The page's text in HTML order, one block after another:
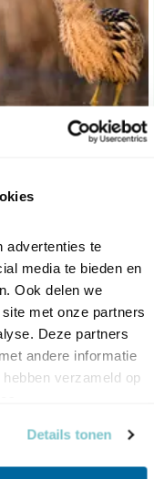
advertenties te
media te bieden en
Ook delen we
met onze partners
Deze partners
andere informatie
verzameld op
Details tonen
revisited